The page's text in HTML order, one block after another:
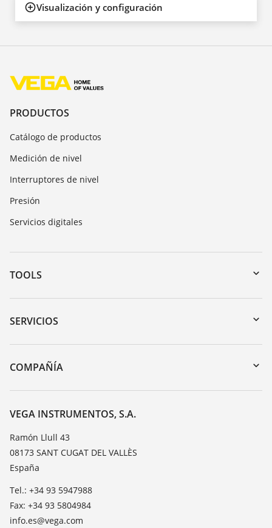
Visualización y configuración
PRODUCTOS
Catálogo de productos
Medición de nivel
Interruptores de nivel
Presión
Servicios digitales
TOOLS
Zona de descarga
Búsqueda por número de serie
DTM Collection/PACTware
SERVICIOS
Devolución de instrumentos
Cursos de formacion
Lista de resistencias
TeamViewer
COMPAÑÍA
Acerca de VEGA
Contacto
Notícias
Prensa
Blog
VEGA INSTRUMENTOS, S.A.
Ramón Llull 43
08173 SANT CUGAT DEL VALLÈS
España
Tel.: +34 93 5947988
Fax: +34 93 5804984
info.es@vega.com